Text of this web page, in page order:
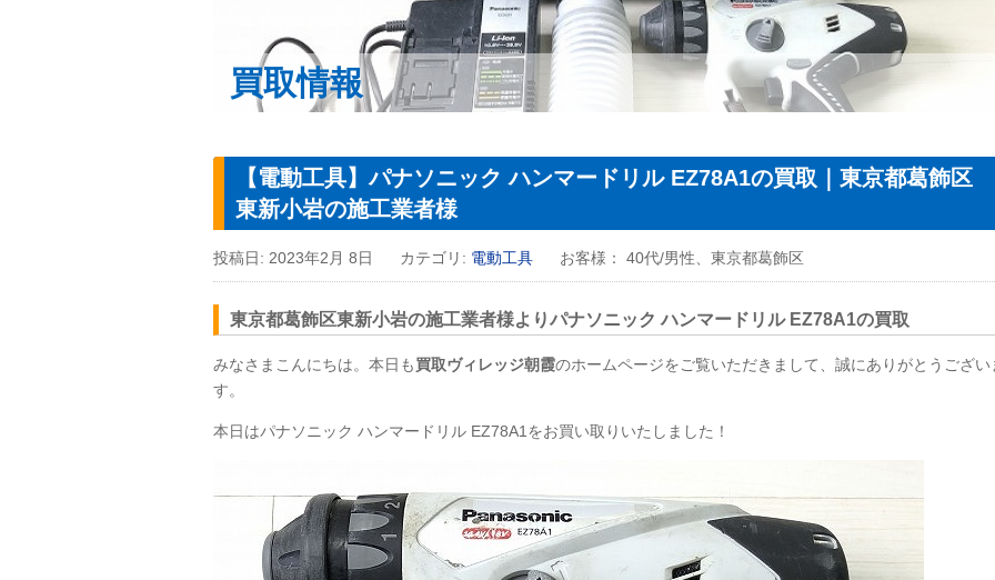
買取情報
【電動工具】パナソニック ハンマードリル EZ78A1の買取｜東京都葛飾区
東新小岩の施工業者様
投稿日: 2023年2月 8日 カテゴリ: 電動工具 お客様： 40代/男性、東京都葛飾区
東京都葛飾区東新小岩の施工業者様よりパナソニック ハンマードリル EZ78A1の買取
みなさまこんにちは。本日も買取ヴィレッジ朝霞のホームページをご覧いただきまして、誠にありがとうござい
す。
本日はパナソニック ハンマードリル EZ78A1をお買い取りいたしました！